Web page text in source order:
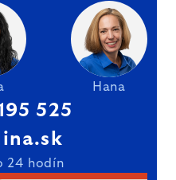
Hana
525
24 hodín